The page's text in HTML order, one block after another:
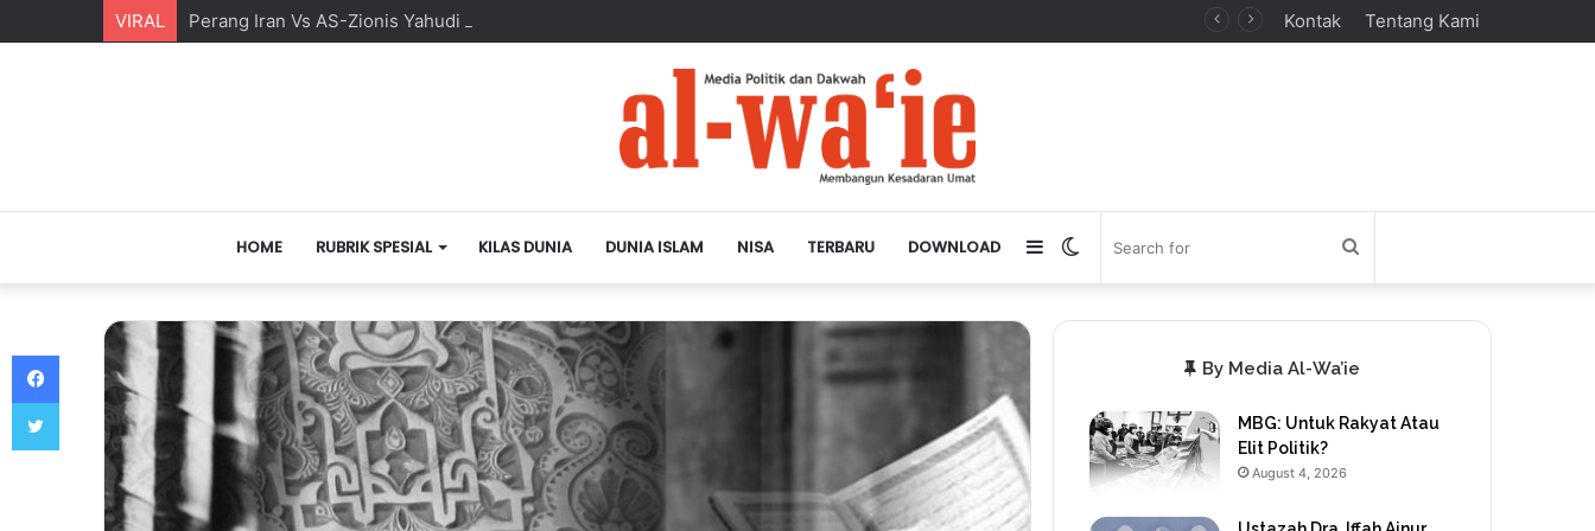
VIRAL Perang Iran Vs AS-Zionis Yahudi dan Masa Depan Dunia Islam Kontak Tentang Kami
HOME RUBRIK SPESIAL KILAS DUNIA DUNIA ISLAM NISA TERBARU DOWNLOAD
for
Switch
skin
Sidebar
By Media Al-Wa’ie
MBG: Untuk Rakyat Atau
Elit Politik?
August 4, 2026
Facebook
Twitter